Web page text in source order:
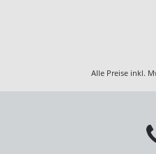
Alle Preise inkl.